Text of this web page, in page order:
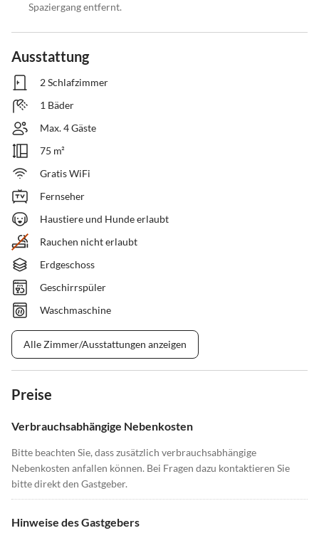
Spaziergang entfernt.
Ausstattung
2 Schlafzimmer
1 Bäder
Max. 4 Gäste
75 m²
Gratis WiFi
Fernseher
Haustiere und Hunde erlaubt
Rauchen nicht erlaubt
Erdgeschoss
Geschirrspüler
Waschmaschine
Alle Zimmer/Ausstattungen anzeigen
Preise
Verbrauchsabhängige Nebenkosten
Bitte beachten Sie, dass zusätzlich verbrauchsabhängige
Nebenkosten anfallen können. Bei Fragen dazu kontaktieren Sie
bitte direkt den Gastgeber.
Hinweise des Gastgebers